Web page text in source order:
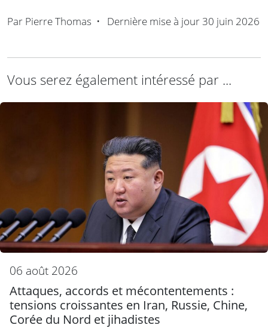
Par Pierre Thomas • Dernière mise à jour 30 juin 2026
Vous serez également intéressé par ...
06 août 2026
Attaques, accords et mécontentements :
tensions croissantes en Iran, Russie, Chine,
Corée du Nord et jihadistes